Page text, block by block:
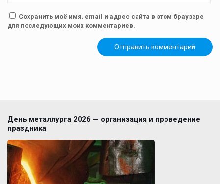
Сохранить моё имя, email и адрес сайта в этом браузере
для последующих моих комментариев.
День металлурга 2026 — организация и проведение
праздника